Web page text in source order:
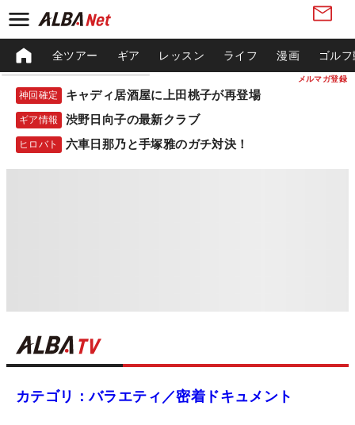
メルマガ登録
全ツアー ギア レッスン ライフ 漫画 ゴル
神回確定 キャディ居酒屋に上田桃子が再登場
ギア情報 渋野日向子の最新クラブ
ヒロバト 六車日那乃と手塚雅のガチ対決！
カテゴリ：バラエティ／密着ドキュメント